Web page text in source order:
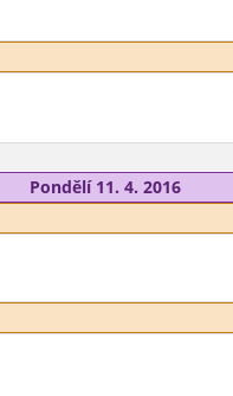
Pondělí 11. 4. 2016